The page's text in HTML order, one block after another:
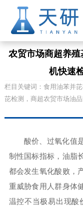
农贸市场商超养
机快速
栏目关键词：食用油苯并
芘检测，商超农贸市场油
酸价、过氧化值
制性国标指标，油脂
都会发生氧化酸败，
重威胁食用人群身体
温控不当极易出现酸